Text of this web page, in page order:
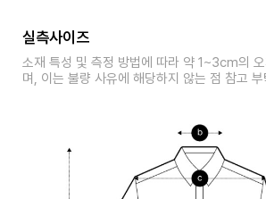
실측사이즈
소재 특성 및 측정 방법에 따라 약 1~3cm의
며, 이는 불량 사유에 해당하지 않는 점 참고